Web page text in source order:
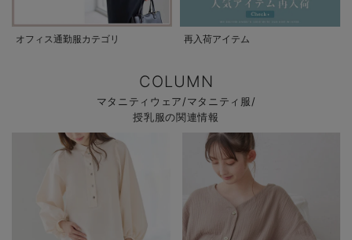
オフィス通勤服カテゴリ 再入荷アイテム
COLUMN
マタニティウェア/マタニティ服/
授乳服の関連情報